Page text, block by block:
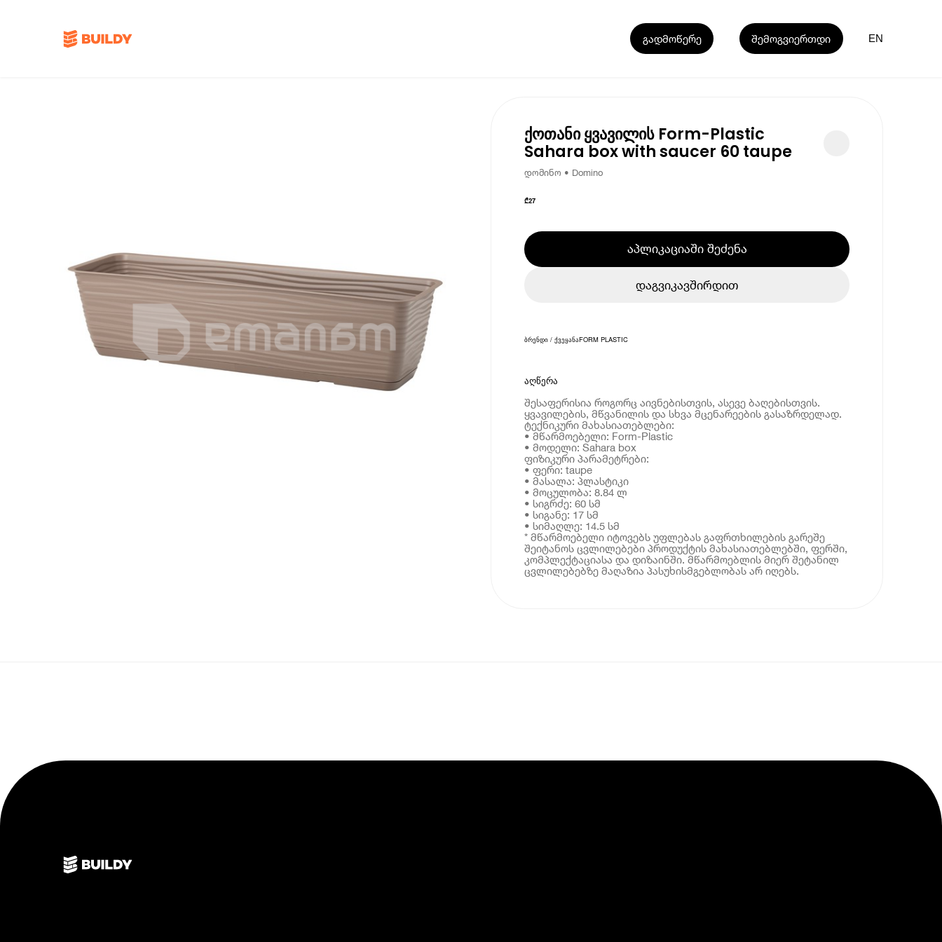
გადმოწერე შემოგვიერთდი EN
ქოთანი ყვავილის Form-Plastic
Sahara box with saucer 60 taupe
დომინო • Domino
₾27
აპლიკაციაში შეძენა
დაგვიკავშირდით
ბრენდი / ქვეყანაFORM PLASTIC
აღწერა
შესაფერისია როგორც აივნებისთვის, ასევე ბაღებისთვის.
ყვავილების, მწვანილის და სხვა მცენარეების გასაზრდელად.
ტექნიკური მახასიათებლები:
• მწარმოებელი: Form-Plastic
• მოდელი: Sahara box
ფიზიკური პარამეტრები:
• ფერი: taupe
• მასალა: პლასტიკი
• მოცულობა: 8.84 ლ
• სიგრძე: 60 სმ
• სიგანე: 17 სმ
• სიმაღლე: 14.5 სმ
* მწარმოებელი იტოვებს უფლებას გაფრთხილების გარეშე
შეიტანოს ცვლილებები პროდუქტის მახასიათებლებში, ფერში,
კომპლექტაციასა და დიზაინში. მწარმოებლის მიერ შეტანილ
ცვლილებებზე მაღაზია პასუხისმგებლობას არ იღებს.